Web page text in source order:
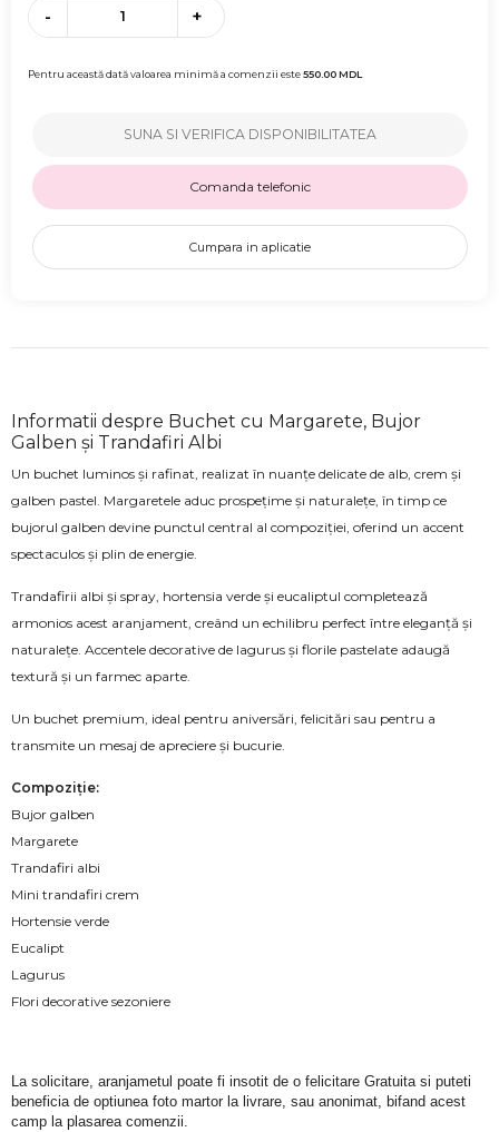
- +
Pentru această dată valoarea minimă a comenzii este550.00MDL
SUNA SI VERIFICA DISPONIBILITATEA
Comanda telefonic
Cumpara in aplicatie
Informatii despre Buchet cu Margarete, Bujor
Galben și Trandafiri Albi
Un buchet luminos și rafinat, realizat în nuanțe delicate de alb, crem și
galben pastel. Margaretele aduc prospețime și naturalețe, în timp ce
bujorul galben devine punctul central al compoziției, oferind un accent
spectaculos și plin de energie.
Trandafirii albi și spray, hortensia verde și eucaliptul completează
armonios acest aranjament, creând un echilibru perfect între eleganță și
naturalețe. Accentele decorative de lagurus și florile pastelate adaugă
textură și un farmec aparte.
Un buchet premium, ideal pentru aniversări, felicitări sau pentru a
transmite un mesaj de apreciere și bucurie.
Compoziție:
Bujor galben
Margarete
Trandafiri albi
Mini trandafiri crem
Hortensie verde
Eucalipt
Lagurus
Flori decorative sezoniere
La solicitare, aranjametul poate fi insotit de o felicitare Gratuita si puteti
beneficia de optiunea foto martor la livrare, sau anonimat, bifand acest
camp la plasarea comenzii.